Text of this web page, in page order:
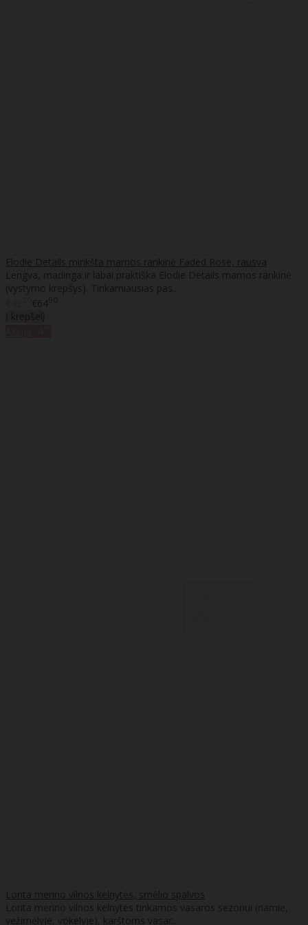
Elodie Details minkšta mamos rankinė Faded Rose, rausva
Lengva, madinga ir labai praktiška Elodie Details mamos rankinė
(vystymo krepšys). Tinkamiausias pas..
€6490
Lorita merino vilnos kelnytės, smėlio spalvos
Lorita merino vilnos kelnytės tinkamos vasaros sezonui (namie,
vežimėlyje, vokelyje), karštoms vasar..